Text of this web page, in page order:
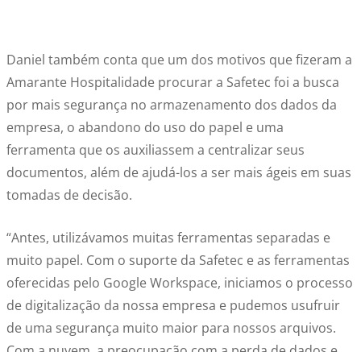
Daniel também conta que um dos motivos que fizeram a
Amarante Hospitalidade procurar a Safetec foi a busca
por mais segurança no armazenamento dos dados da
empresa, o abandono do uso do papel e uma
ferramenta que os auxiliassem a centralizar seus
documentos, além de ajudá-los a ser mais ágeis em suas
tomadas de decisão.
“Antes, utilizávamos muitas ferramentas separadas e
muito papel. Com o suporte da Safetec e as ferramentas
oferecidas pelo Google Workspace, iniciamos o processo
de digitalização da nossa empresa e pudemos usufruir
de uma segurança muito maior para nossos arquivos.